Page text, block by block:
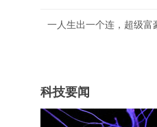
一人生出一个连，超级富
科技要闻